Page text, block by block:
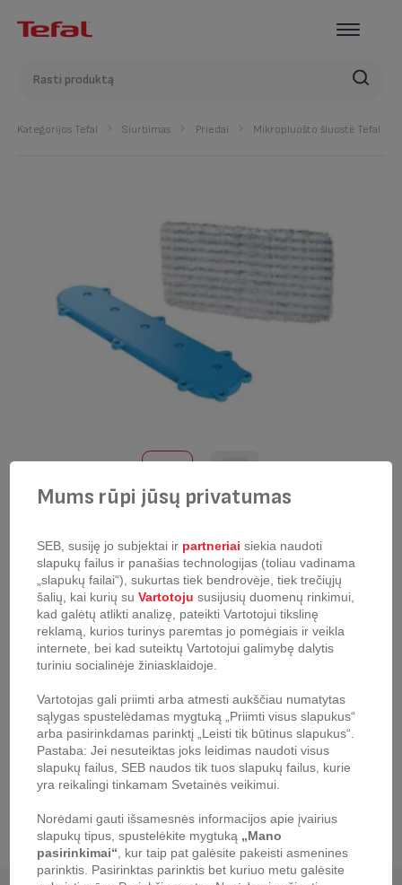
Kategorijos Tefal Siurbimas Priedai Mikropluošto šluostė Tefal
Mikropluošto šluostė Tefal
produkto kodas:ZR009501
Mikropluošto šluostė, užtikrinanti tobulus valymo rezultatus ir ant
grindų nepaliekanti jokių žymių ar pėdsakų. Keičiama kas 100 plovimų.
Skirta vertikaliesiems dulkių siurbliams:
Air Force 360 TY9490
X-Force Flex 11.60 TY9879, TY9890
X-Force Flex 14.60 TY9990, TY9958
Mums rūpi jūsų privatumas
SEB, susiję jo subjektai ir partneriai siekia naudoti
slapukų failus ir panašias technologijas (toliau vadinama
„slapukų failai“), sukurtas tiek bendrovėje, tiek trečiųjų
šalių, kai kurių su Vartotoju susijusių duomenų rinkimui,
kad galėtų atlikti analizę, pateikti Vartotojui tikslinę
reklamą, kurios turinys paremtas jo pomėgiais ir veikla
internete, bei kad suteiktų Vartotojui galimybę dalytis
turiniu socialinėje žiniasklaidoje.
Vartotojas gali priimti arba atmesti aukščiau numatytas
sąlygas spustelėdamas mygtuką „Priimti visus slapukus“
arba pasirinkdamas parinktį „Leisti tik būtinus slapukus“.
Pastaba: Jei nesuteiktas joks leidimas naudoti visus
slapukų failus, SEB naudos tik tuos slapukų failus, kurie
yra reikalingi tinkamam Svetainės veikimui.
Norėdami gauti išsamesnės informacijos apie įvairius
slapukų tipus, spustelėkite mygtuką „Mano
pasirinkimai“ , kur taip pat galėsite pakeisti asmenines
parinktis. Pasirinktas parinktis bet kuriuo metu galėsite